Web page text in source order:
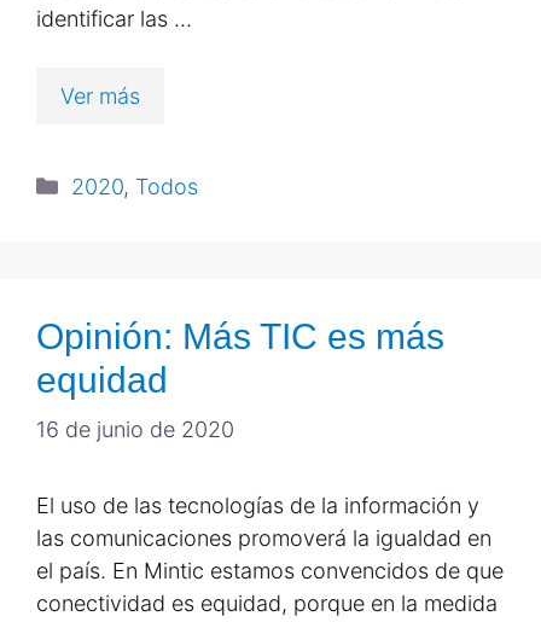
identificar las …
Ver más
2020, Todos
Opinión: Más TIC es más
equidad
16 de junio de 2020
El uso de las tecnologías de la información y
las comunicaciones promoverá la igualdad en
el país. En Mintic estamos convencidos de que
conectividad es equidad, porque en la medida